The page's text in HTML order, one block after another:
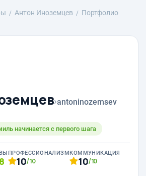
Антон Иноземцев
Портфолио
›antoninozemsev
начинается с первого шага
ПРОФЕССИОНАЛИЗМ
10/10
КОММУНИКАЦИЯ
10/10